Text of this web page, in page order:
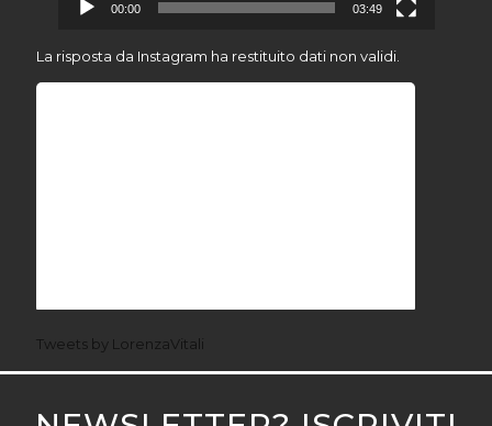
00:00 03:49
La risposta da Instagram ha restituito dati non validi.
Tweets by LorenzaVitali